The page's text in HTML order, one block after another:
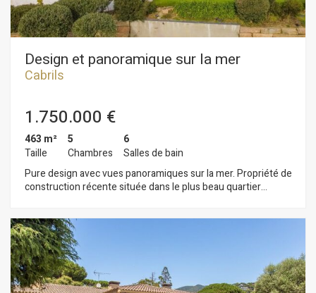
Design et panoramique sur la mer
Cabrils
1.750.000 €
463 m²
Taille
5
Chambres
6
Salles de bain
Pure design avec vues panoramiques sur la mer. Propriété de
construction récente située dans le plus beau quartier
piscine, espace Chillout et terrasse-porche au niveau du salon
et de la cuisine. La maison est distribuée sur 2 étages. Le rez-
de-chaussée comprend un salon avec cheminée, salle à
manger et cuisine bénéficiant d´une grande luminosité avec
vues sur la mer grâce à de grandes baies vitrées. Au même